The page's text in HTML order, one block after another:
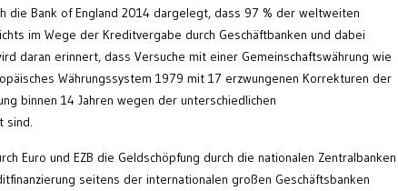
die Bank of England 2014 dargelegt, dass 97 % der weltweiten
im Wege der Kreditvergabe durch Geschäftbanken und dabei
daran erinnert, dass Versuche mit einer Gemeinschaftswährung wie
Währungssystem 1979 mit 17 erzwungenen Korrekturen der
binnen 14 Jahren wegen der unterschiedlichen
Euro und EZB die Geldschöpfung durch die nationalen Zentralbanken
seitens der internationalen großen Geschäftsbanken